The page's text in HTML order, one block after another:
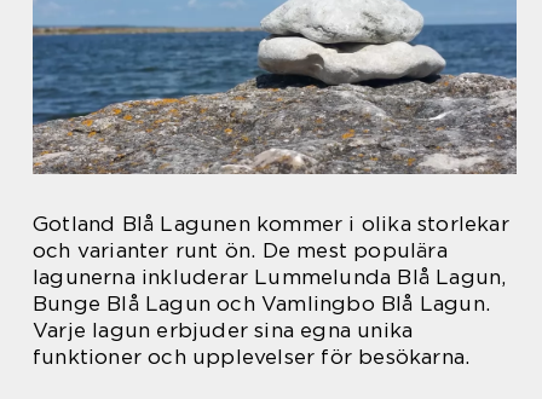
Gotland Blå Lagunen kommer i olika storlekar
och varianter runt ön. De mest populära
lagunerna inkluderar Lummelunda Blå Lagun,
Bunge Blå Lagun och Vamlingbo Blå Lagun.
Varje lagun erbjuder sina egna unika
funktioner och upplevelser för besökarna.